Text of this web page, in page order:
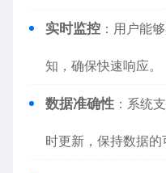
实时监控 ：用户能
知，确保快速响应。
数据准确性 ：系统
时更新，保持数据的